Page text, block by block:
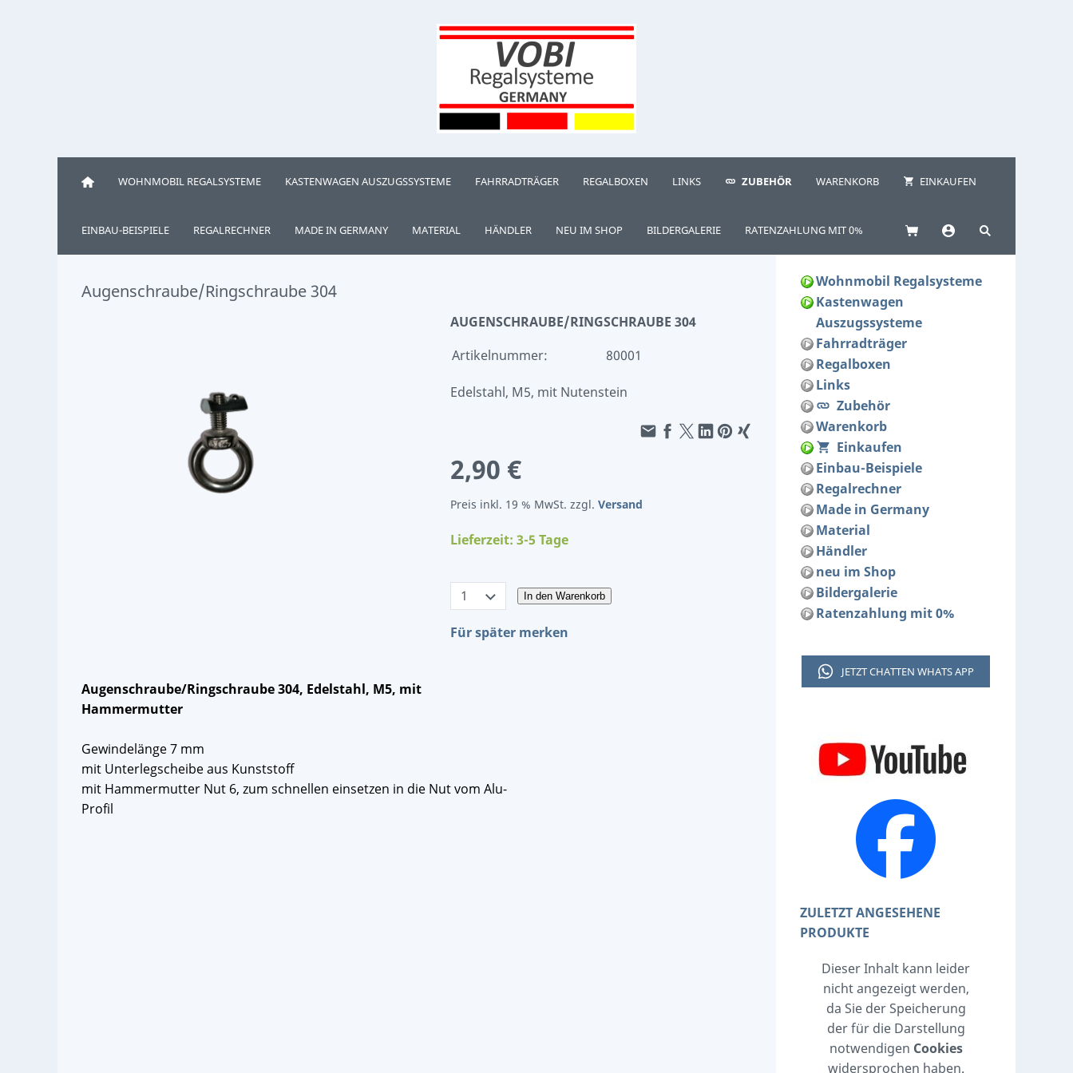
WOHNMOBIL REGALSYSTEME KASTENWAGEN AUSZUGSSYSTEME FAHRRADTRÄGER REGALBOXEN LINKS ZUBEHÖR WARENKORB EINKAUFEN
EINBAU-BEISPIELE REGALRECHNER MADE IN GERMANY MATERIAL HÄNDLER NEU IM SHOP BILDERGALERIE RATENZAHLUNG MIT 0%
Augenschraube/Ringschraube 304
AUGENSCHRAUBE/RINGSCHRAUBE 304
Artikelnummer:
80001
Edelstahl, M5, mit Nutenstein
2,90 €
Preis inkl. 19 % MwSt. zzgl. Versand
Lieferzeit: 3-5 Tage
In den Warenkorb
Für später merken
Augenschraube/Ringschraube 304, Edelstahl, M5, mit
Hammermutter
Gewindelänge 7 mm
mit Unterlegscheibe aus Kunststoff
mit Hammermutter Nut 6, zum schnellen einsetzen in die Nut vom Alu-
Profil
Wohnmobil Regalsysteme
Kastenwagen
Auszugssysteme
Fahrradträger
Regalboxen
Links
Zubehör
Warenkorb
Einkaufen
Einbau-Beispiele
Regalrechner
Made in Germany
Material
Händler
neu im Shop
Bildergalerie
Ratenzahlung mit 0%
JETZT CHATTEN WHATS APP
ZULETZT ANGESEHENE
PRODUKTE
Dieser Inhalt kann leider
nicht angezeigt werden,
da Sie der Speicherung
der für die Darstellung
notwendigen Cookies
widersprochen haben.